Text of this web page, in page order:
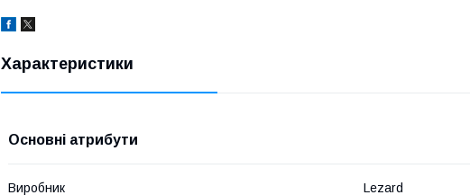
Характеристики
Основні атрибути
Виробник Lezard